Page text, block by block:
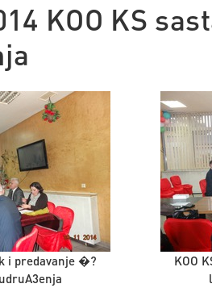
KOO KS
i predavanje �?
KOO